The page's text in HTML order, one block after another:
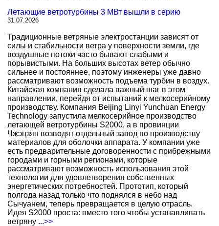
Летающие ветротурбины 3 МВт вышли в серию
31.07.2026
Традиционные ветряные электростанции зависят от
силы и стабильности ветра у поверхности земли, где
воздушные потоки часто бывают слабыми и
порывистыми. На больших высотах ветер обычно
сильнее и постояннее, поэтому инженеры уже давно
рассматривают возможность подъема турбин в воздух.
Китайская компания сделала важный шаг в этом
направлении, перейдя от испытаний к мелкосерийному
производству. Компания Beijing Linyi Yunchuan Energy
Technology запустила мелкосерийное производство
летающей ветротурбины S2000, а в провинции
Чжэцзян возводят отдельный завод по производству
материалов для оболочки аппарата. У компании уже
есть предварительные договоренности с прибрежными
городами и горными регионами, которые
рассматривают возможность использования этой
технологии для удовлетворения собственных
энергетических потребностей. Прототип, который
полгода назад только что поднялся в небо над
Сычуанем, теперь превращается в целую отрасль.
Идея S2000 проста: вместо того чтобы устанавливать
ветряну ...>>